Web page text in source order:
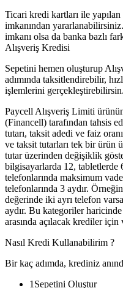
Ticari kredi kartları ile
imkanından
imkanı olsa da banka bazlı
Alışveriş Kredisi
Sepetini hemen oluşturup
adımında taksitlendirebilir,
işlemlerini gerçekleştirebilirsin.
Paycell Alışveriş Limiti
(Financell) tarafından tahsis
tutarı, taksit adedi ve faiz
ve taksit tutarları tek bir ürün
tutar üzerinden değişiklik
bilgisayarlarda 12, tabletlerde
telefonlarında maksimum
telefonlarında 3 aydır.
değerinde iki ayrı telefon
aydır. Bu kategoriler
arasında açılacak krediler için
Nasıl Kredi Kullanabilirim ?
Bir kaç adımda, krediniz
1 Sepetini Oluştur